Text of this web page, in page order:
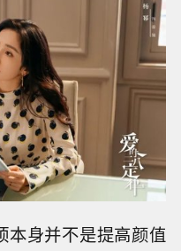
本身并不是提高颜值